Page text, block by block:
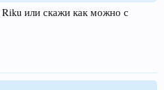
или скажи как можно с